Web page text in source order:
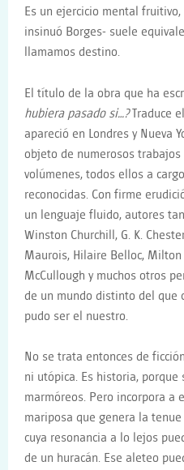
Es un ejercicio mental
insinuó Borges- suele
llamamos destino.
El título de la obra que ha
hubiera pasado si…?Traduce el
apareció en Londres y Nueva
objeto de numerosos trabajos
volúmenes, todos ellos a
reconocidas. Con firme
un lenguaje fluido, autores
Winston Churchill, G. K.
Maurois, Hilaire Belloc, Milton
McCullough y muchos otros
de un mundo distinto del que
pudo ser el nuestro.
No se trata entonces de
ni utópica. Es historia,
marmóreos. Pero incorpora a
mariposa que genera la
cuya resonancia a lo lejos
de un huracán. Ese aleteo